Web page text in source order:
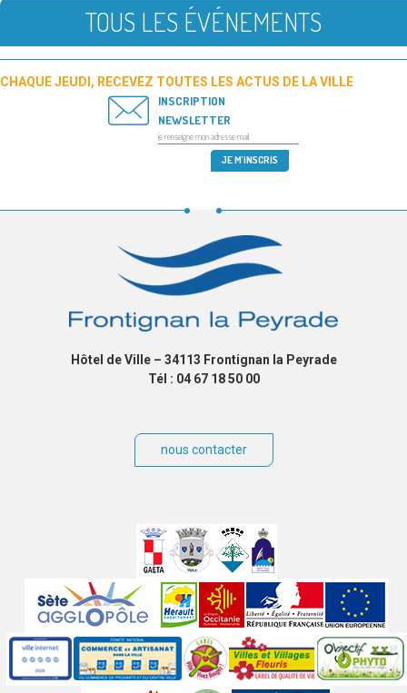
TOUS LES ÉVÉNEMENTS
CHAQUE JEUDI, RECEVEZ TOUTES LES ACTUS DE LA VILLE
INSCRIPTION
NEWSLETTER
Hôtel de Ville – 34113 Frontignan la Peyrade
Tél : 04 67 18 50 00
nous contacter
partenaires
Labels